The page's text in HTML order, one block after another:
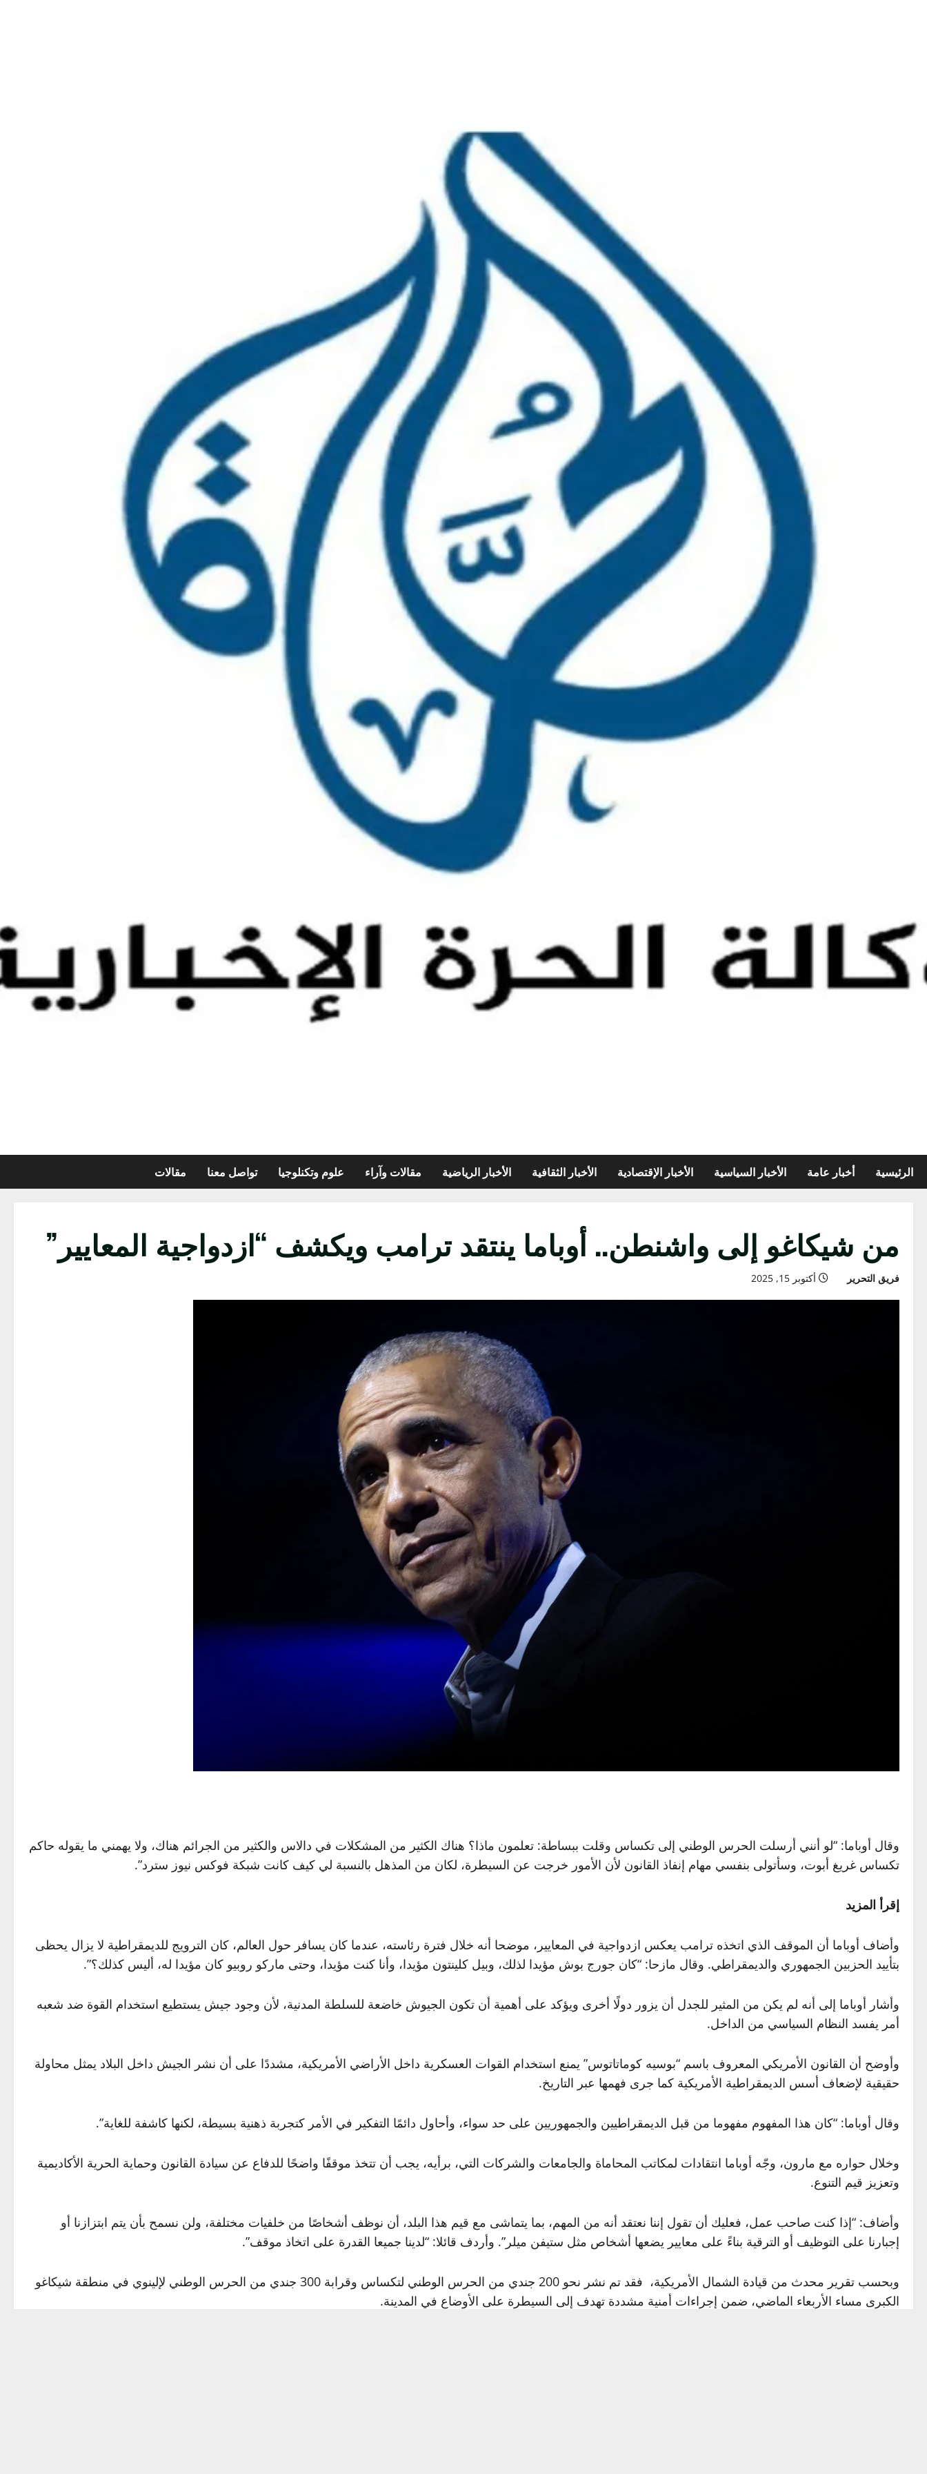
الرئيسية أخبار عامة الأخبار السياسية الأخبار الإقتصادية الأخبار الثقافية الأخبار الرياضية مقالات وآراء علوم وتكنلوجيا تواصل معنا مقالات
من شيكاغو إلى واشنطن.. أوباما ينتقد ترامب ويكشف “ازدواجية المعايير”
فريق التحرير أكتوبر 15, 2025
وقال أوباما: “لو أنني أرسلت الحرس الوطني إلى تكساس وقلت ببساطة: تعلمون ماذا؟ هناك الكثير من المشكلات في دالاس والكثير من الجرائم هناك، ولا يهمني ما يقوله حاكم
تكساس غريغ أبوت، وسأتولى بنفسي مهام إنفاذ القانون لأن الأمور خرجت عن السيطرة، لكان من المذهل بالنسبة لي كيف كانت شبكة فوكس نيوز سترد”.
إقرأ المزيد
وأضاف أوباما أن الموقف الذي اتخذه ترامب يعكس ازدواجية في المعايير، موضحا أنه خلال فترة رئاسته، عندما كان يسافر حول العالم، كان الترويج للديمقراطية لا يزال يحظى
بتأييد الحزبين الجمهوري والديمقراطي. وقال مازحا: “كان جورج بوش مؤيدا لذلك، وبيل كلينتون مؤيدا، وأنا كنت مؤيدا، وحتى ماركو روبيو كان مؤيدا له، أليس كذلك؟”.
وأشار أوباما إلى أنه لم يكن من المثير للجدل أن يزور دولًا أخرى ويؤكد على أهمية أن تكون الجيوش خاضعة للسلطة المدنية، لأن وجود جيش يستطيع استخدام القوة ضد شعبه
أمر يفسد النظام السياسي من الداخل.
وأوضح أن القانون الأمريكي المعروف باسم “بوسيه كوماتاتوس” يمنع استخدام القوات العسكرية داخل الأراضي الأمريكية، مشددًا على أن نشر الجيش داخل البلاد يمثل محاولة
حقيقية لإضعاف أسس الديمقراطية الأمريكية كما جرى فهمها عبر التاريخ.
وقال أوباما: “كان هذا المفهوم مفهوما من قبل الديمقراطيين والجمهوريين على حد سواء، وأحاول دائمًا التفكير في الأمر كتجربة ذهنية بسيطة، لكنها كاشفة للغاية”.
وخلال حواره مع مارون، وجّه أوباما انتقادات لمكاتب المحاماة والجامعات والشركات التي، برأيه، يجب أن تتخذ موقفًا واضحًا للدفاع عن سيادة القانون وحماية الحرية الأكاديمية
وتعزيز قيم التنوع.
وأضاف: “إذا كنت صاحب عمل، فعليك أن تقول إننا نعتقد أنه من المهم، بما يتماشى مع قيم هذا البلد، أن نوظف أشخاصًا من خلفيات مختلفة، ولن نسمح بأن يتم ابتزازنا أو
إجبارنا على التوظيف أو الترقية بناءً على معايير يضعها أشخاص مثل ستيفن ميلر”. وأردف قائلا: “لدينا جميعا القدرة على اتخاذ موقف”.
وبحسب تقرير محدث من قيادة الشمال الأمريكية، فقد تم نشر نحو 200 جندي من الحرس الوطني لتكساس وقرابة 300 جندي من الحرس الوطني لإلينوي في منطقة شيكاغو
الكبرى مساء الأربعاء الماضي، ضمن إجراءات أمنية مشددة تهدف إلى السيطرة على الأوضاع في المدينة.